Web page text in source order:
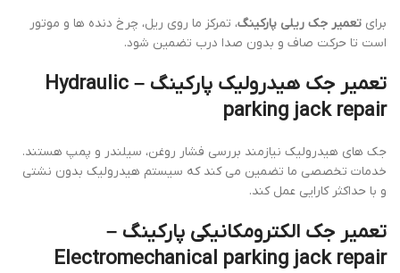
برای تعمیر جک ریلی پارکینگ، تمرکز ما روی ریل، چرخ دنده ها و موتور
است تا حرکت صاف و بدون صدا درب تضمین شود.
تعمیر جک هیدرولیک پارکینگ – Hydraulic
parking jack repair
جک های هیدرولیک نیازمند بررسی فشار روغن، سیلندر و پمپ هستند.
خدمات تخصصی ما تضمین می کند که سیستم هیدرولیک بدون نشتی
و با حداکثر کارایی عمل کند.
تعمیر جک الکترومکانیکی پارکینگ –
Electromechanical parking jack repair